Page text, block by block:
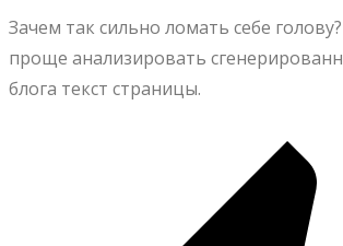
Зачем так сильно ломать себе
проще анализировать
блога текст страницы.